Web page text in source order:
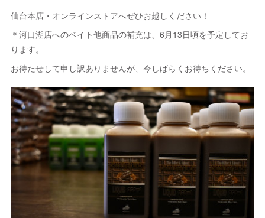
仙台本店・オンラインストアへぜひお越しください！
＊河口湖店へのベイト他商品の補充は、6月13日頃を予定してお
ります。
お待たせして申し訳ありませんが、今しばらくお待ちください。